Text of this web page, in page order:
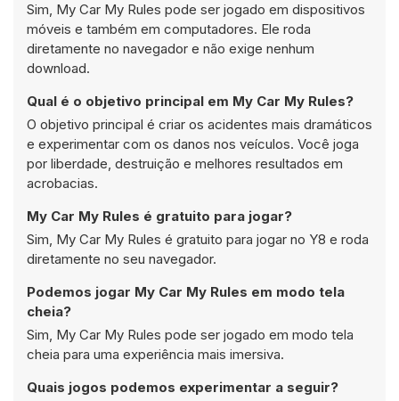
Sim, My Car My Rules pode ser jogado em dispositivos
móveis e também em computadores. Ele roda
diretamente no navegador e não exige nenhum
download.
Qual é o objetivo principal em My Car My Rules?
O objetivo principal é criar os acidentes mais dramáticos
e experimentar com os danos nos veículos. Você joga
por liberdade, destruição e melhores resultados em
acrobacias.
My Car My Rules é gratuito para jogar?
Sim, My Car My Rules é gratuito para jogar no Y8 e roda
diretamente no seu navegador.
Podemos jogar My Car My Rules em modo tela
cheia?
Sim, My Car My Rules pode ser jogado em modo tela
cheia para uma experiência mais imersiva.
Quais jogos podemos experimentar a seguir?